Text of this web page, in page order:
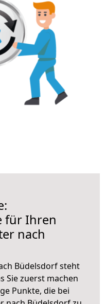
für Ihren
nach
Büdelsdorf steht
Sie zuerst machen
Punkte, die bei